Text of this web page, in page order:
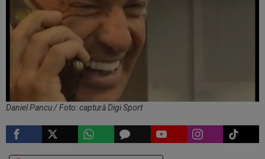
Daniel Pancu / Foto: captură Digi Sport